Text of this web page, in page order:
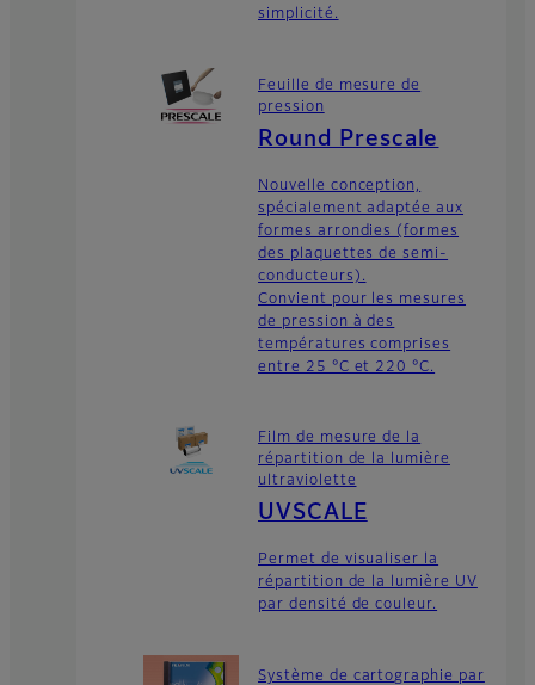
simplicité.
Feuille de mesure de
pression
Round Prescale
Nouvelle conception,
spécialement adaptée aux
formes arrondies (formes
des plaquettes de semi-
conducteurs).
Convient pour les mesures
de pression à des
températures comprises
entre 25 °C et 220 °C.
Film de mesure de la
répartition de la lumière
ultraviolette
UVSCALE
Permet de visualiser la
répartition de la lumière UV
par densité de couleur.
Système de cartographie par